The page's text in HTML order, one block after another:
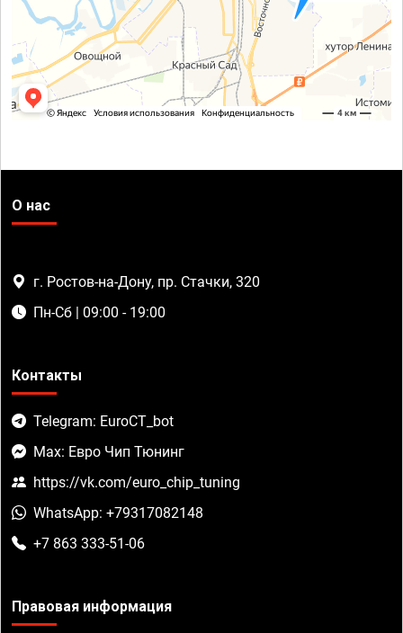
О нас
г. Ростов-на-Дону, пр. Стачки, 320
Пн-Сб | 09:00 - 19:00
Контакты
Telegram: EuroCT_bot
Max: Евро Чип Тюнинг
https://vk.com/euro_chip_tuning
WhatsApp: +79317082148
+7 863 333-51-06
Правовая информация